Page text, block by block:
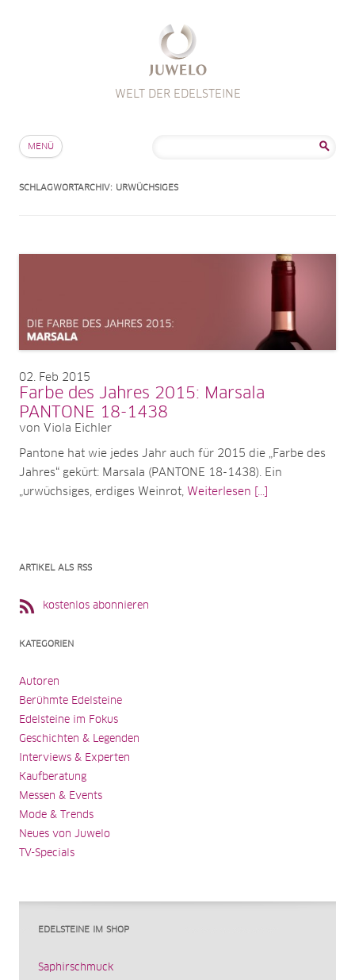
WELT DER EDELSTEINE
MENÜ
SCHLAGWORTARCHIV: URWÜCHSIGES
02 Feb 2015
Farbe des Jahres 2015: Marsala
PANTONE 18-1438
von Viola Eichler
Pantone hat wie jedes Jahr auch für 2015 die „Farbe des
Jahres“ gekürt: Marsala (PANTONE 18-1438). Ein
„urwüchsiges, erdiges Weinrot, Weiterlesen [...]
ARTIKEL ALS RSS
kostenlos abonnieren
KATEGORIEN
Autoren
Berühmte Edelsteine
Edelsteine im Fokus
Geschichten & Legenden
Interviews & Experten
Kaufberatung
Messen & Events
Mode & Trends
Neues von Juwelo
TV-Specials
EDELSTEINE IM SHOP
Saphirschmuck